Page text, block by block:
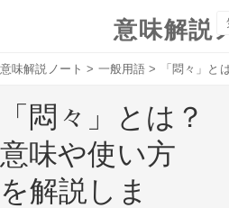
意味解説
意味解説ノート > 一般用語 > 「悶々」と
「悶々」とは？
意味や使い方
を解説しま